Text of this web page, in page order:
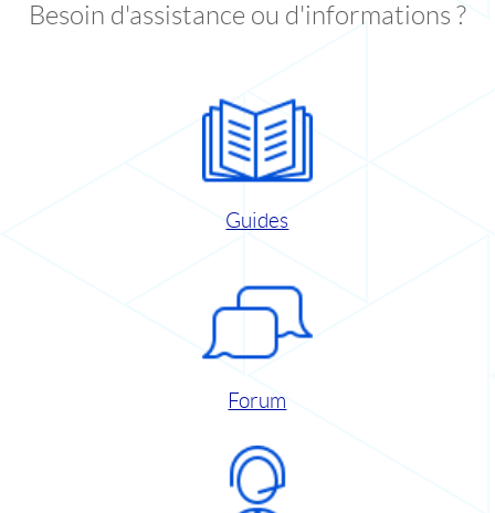
Besoin d'assistance ou d'informations ?
Guides
Forum